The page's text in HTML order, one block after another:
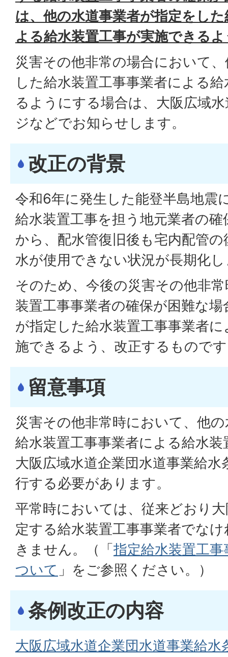
は、他の水道事業者が指定をし
よる給水装置工事が実施できる
災害その他非常の場合において
した給水装置工事事業者による
るようにする場合は、大阪広域
ジなどでお知らせします。
改正の背景
令和6年に発生した能登半島地震
給水装置工事を担う地元業者の
から、配水管復旧後も宅内配管
水が使用できない状況が長期化
そのため、今後の災害その他非
装置工事事業者の確保が困難な
が指定した給水装置工事事業者
施できるよう、改正するもので
留意事項
災害その他非常時において、他
給水装置工事事業者による給水
大阪広域水道企業団水道事業給
行する必要があります。
平常時においては、従来どおり
定する給水装置工事事業者でな
きません。（「指定給水装置工
ついて 」をご参照ください。）
条例改正の内容
大阪広域水道企業団水道事業給